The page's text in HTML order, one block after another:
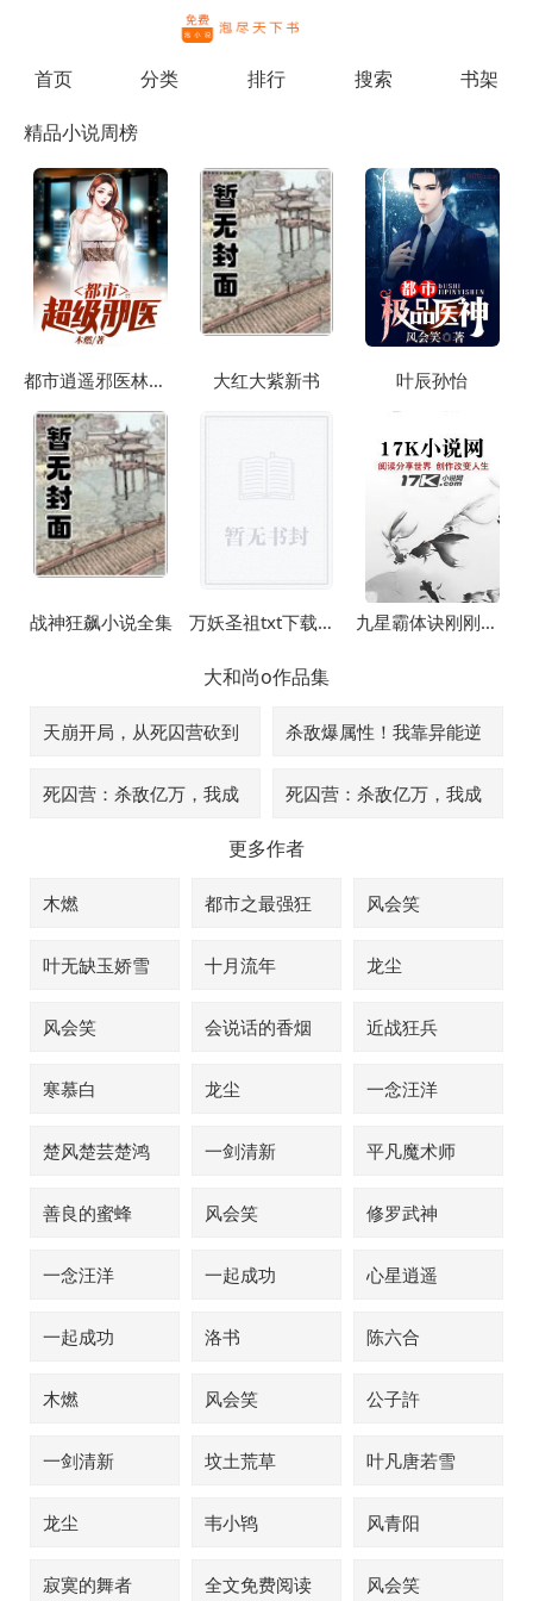
首页
分类 排行 搜索 书架
精品小说周榜
都市逍遥邪医林辰苏夕然 大红大紫新书 叶辰孙怡
战神狂飙小说全集 万妖圣祖txt下载全本 九星霸体诀刚刚更新章节列表
大和尚o作品集
天崩开局，从死囚营砍到
杀敌爆属性！我靠异能逆
死囚营：杀敌亿万，我成
死囚营：杀敌亿万，我成
更多作者
木燃
都市之最强狂
风会笑
叶无缺玉娇雪 十月流年 龙尘
风会笑 会说话的香烟 近战狂兵
寒慕白 龙尘 一念汪洋
楚风楚芸楚鸿
一剑清新 平凡魔术师
善良的蜜蜂 风会笑 修罗武神
一念汪洋 一起成功 心星逍遥
一起成功 洛书 陈六合
木燃 风会笑 公子許
一剑清新 坟土荒草 叶凡唐若雪
龙尘 韦小鸨 风青阳
寂寞的舞者 全文免费阅读 风会笑